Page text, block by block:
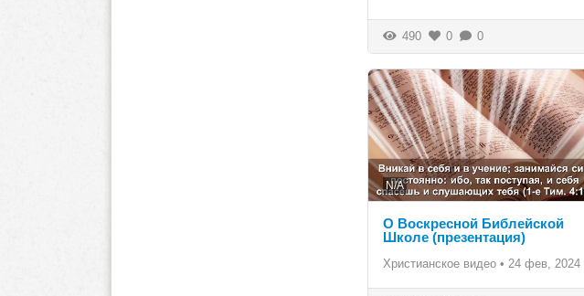
490 0 0
N/A
О Воскресной Библейской
Школе (презентация)
Христианское видео • 24 фев, 2024